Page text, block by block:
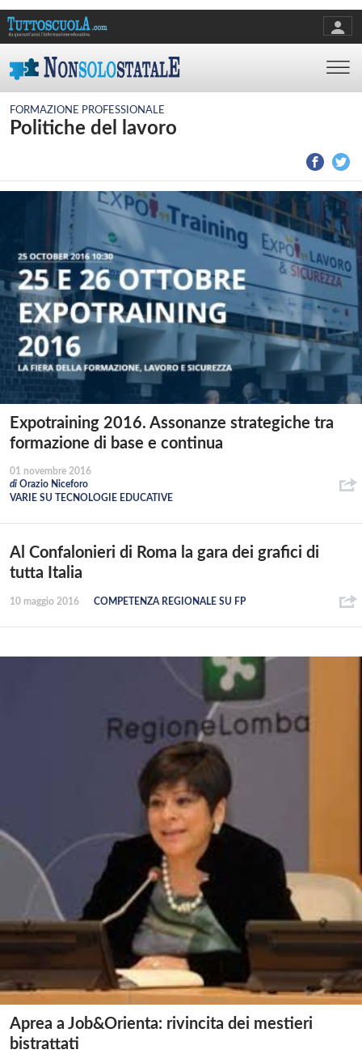
FORMAZIONE PROFESSIONALE
Politiche del lavoro
Expotraining 2016. Assonanze strategiche tra
formazione di base e continua
01 novembre 2016
di Orazio Niceforo
VARIE SU TECNOLOGIE EDUCATIVE
Al Confalonieri di Roma la gara dei grafici di
tutta Italia
10 maggio 2016 COMPETENZA REGIONALE SU FP
Aprea a Job&Orienta: rivincita dei mestieri
bistrattati